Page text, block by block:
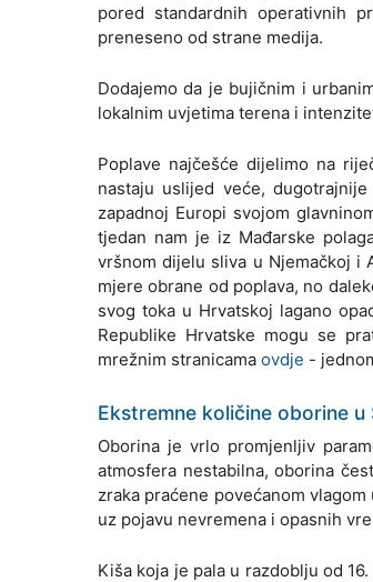
pored standardnih operativnih
preneseno od strane medija.
Dodajemo da je bujičnim i
lokalnim uvjetima terena i
Poplave najčešće dijelimo na
nastaju uslijed veće,
zapadnoj Europi svojom
tjedan nam je iz Mađarske
vršnom dijelu sliva u Njemačkoj i
mjere obrane od poplava, no
svog toka u Hrvatskoj lagano
Republike Hrvatske mogu se
mrežnim stranicama ovdje -
Ekstremne količine oborine
Oborina je vrlo promjenljiv
atmosfera nestabilna, oborina
zraka praćene povećanom
uz pojavu nevremena i opasnih
Kiša koja je pala u razdoblju od